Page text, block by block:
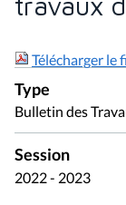
Télécharger le
Type
Bulletin des
Session
2022 - 2023